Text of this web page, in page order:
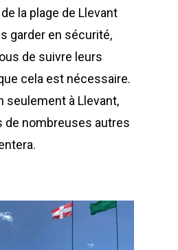
la plage de Llevant
garder en sécurité,
de suivre leurs
cela est nécessaire.
seulement à Llevant,
de nombreuses autres